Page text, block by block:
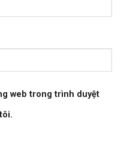
web trong trình duyệt